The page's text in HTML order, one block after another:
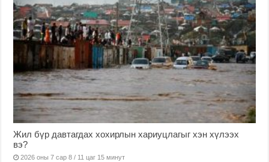
Жил бүр давтагдах хохирлын хариуцлагыг хэн хүлээх
вэ?
2026 оны 7 сар 8 / 11 цаг 15 минут